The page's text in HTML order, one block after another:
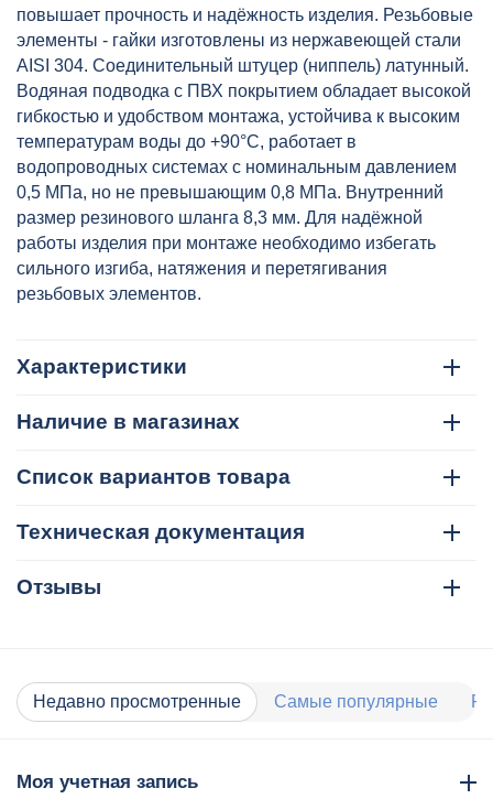
повышает прочность и надёжность изделия. Резьбовые
элементы - гайки изготовлены из нержавеющей стали
AISI 304. Соединительный штуцер (ниппель) латунный.
Водяная подводка с ПВХ покрытием обладает высокой
гибкостью и удобством монтажа, устойчива к высоким
температурам воды до +90°C, работает в
водопроводных системах с номинальным давлением
0,5 МПа, но не превышающим 0,8 МПа. Внутренний
размер резинового шланга 8,3 мм. Для надёжной
работы изделия при монтаже необходимо избегать
сильного изгиба, натяжения и перетягивания
резьбовых элементов.
Характеристики
Наличие в магазинах
Список вариантов товара
Техническая документация
Отзывы
Недавно просмотренные Самые популярные
Моя учетная запись